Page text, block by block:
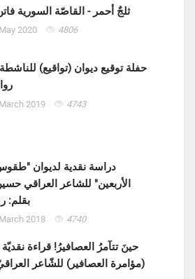
ثلجٌ أحمر - القاصّة السورية
2020 4806
حفلة توقيع ديوان (تواقيع) للناشطة
2019 4743
دراسة نقدية لديوان
الأربعين" للشاعر العراقي
بقلم:
2018 4740
حينَ تتآمرُ العصافيرُ! قراءة
(مؤامرة العصافير) للشّاعر